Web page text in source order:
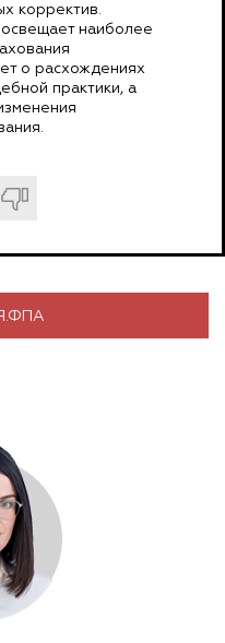
корректив.
наиболее
о расхождениях
практики, а